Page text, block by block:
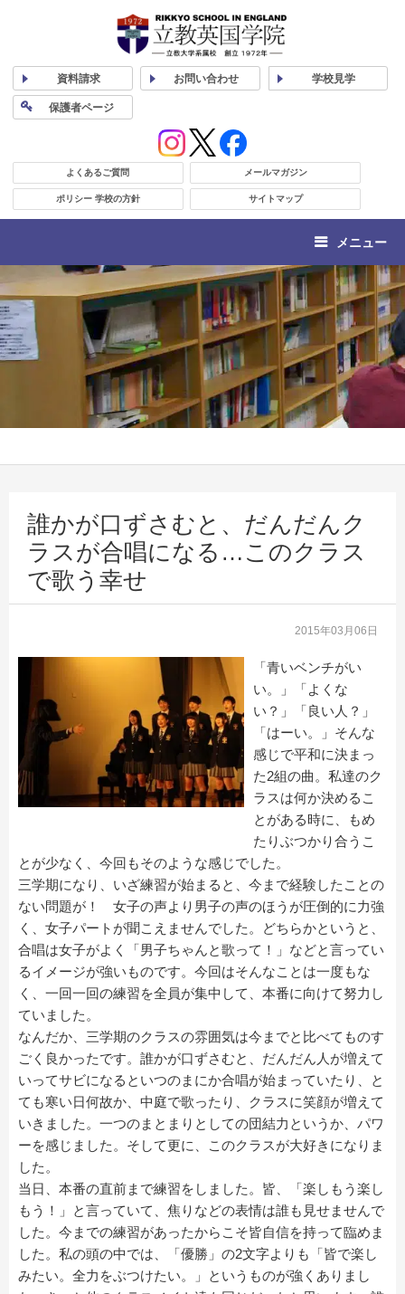
資料請求 お問い合わせ 学校見学
保護者ページ
よくあるご質問 メールマガジン
ポリシー 学校の方針 サイトマップ
メニュー
誰かが口ずさむと、だんだんク
ラスが合唱になる…このクラス
で歌う幸せ
2015年03月06日
「青いベンチがい
い。」「よくな
い？」「良い人？」
「はーい。」そんな
感じで平和に決まっ
た2組の曲。私達のク
ラスは何か決めるこ
とがある時に、もめ
たりぶつかり合うこ
とが少なく、今回もそのような感じでした。
三学期になり、いざ練習が始まると、今まで経験したことの
ない問題が！ 女子の声より男子の声のほうが圧倒的に力強
く、女子パートが聞こえませんでした。どちらかというと、
合唱は女子がよく「男子ちゃんと歌って！」などと言ってい
るイメージが強いものです。今回はそんなことは一度もな
く、一回一回の練習を全員が集中して、本番に向けて努力し
ていました。
なんだか、三学期のクラスの雰囲気は今までと比べてものす
ごく良かったです。誰かが口ずさむと、だんだん人が増えて
いってサビになるといつのまにか合唱が始まっていたり、と
ても寒い日何故か、中庭で歌ったり、クラスに笑顔が増えて
いきました。一つのまとまりとしての団結力というか、パワ
ーを感じました。そして更に、このクラスが大好きになりま
した。
当日、本番の直前まで練習をしました。皆、「楽しもう楽し
もう！」と言っていて、焦りなどの表情は誰も見せませんで
した。今までの練習があったからこそ皆自信を持って臨めま
した。私の頭の中では、「優勝」の2文字よりも「皆で楽し
みたい。全力をぶつけたい。」というものが強くありまし